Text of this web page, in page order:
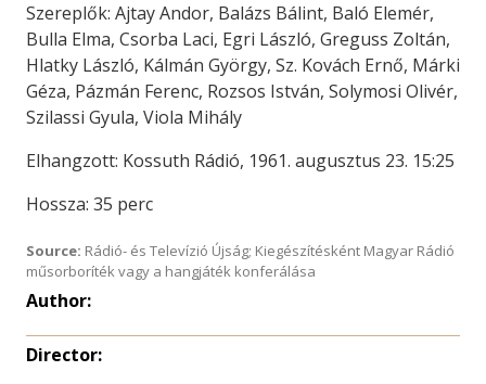
Szereplők: Ajtay Andor, Balázs Bálint, Baló Elemér,
Bulla Elma, Csorba Laci, Egri László, Greguss Zoltán,
Hlatky László, Kálmán György, Sz. Kovách Ernő, Márki
Géza, Pázmán Ferenc, Rozsos István, Solymosi Olivér,
Szilassi Gyula, Viola Mihály
Elhangzott: Kossuth Rádió, 1961. augusztus 23. 15:25
Hossza: 35 perc
Source: Rádió- és Televízió Újság; Kiegészítésként Magyar Rádió
műsorboríték vagy a hangjáték konferálása
Author:
Director: